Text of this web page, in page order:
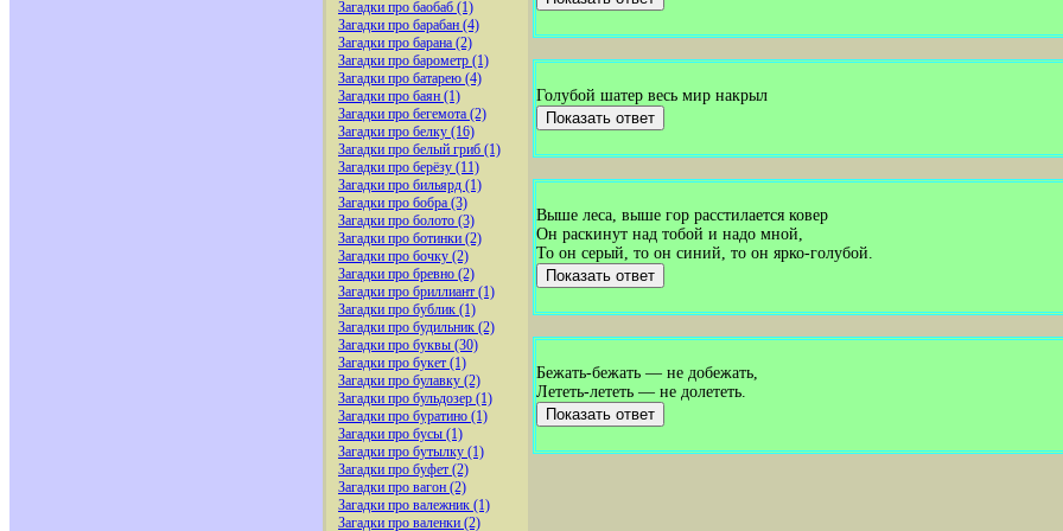
Загадки про баобаб (1)
Загадки про барабан (4)
Загадки про барана (2)
Загадки про барометр (1)
Загадки про батарею (4)
Загадки про баян (1)
Загадки про бегемота (2)
Загадки про белку (16)
Загадки про белый гриб (1)
Загадки про берёзу (11)
Загадки про бильярд (1)
Загадки про бобра (3)
Загадки про болото (3)
Загадки про ботинки (2)
Загадки про бочку (2)
Загадки про бревно (2)
Загадки про бриллиант (1)
Загадки про бублик (1)
Загадки про будильник (2)
Загадки про буквы (30)
Загадки про букет (1)
Загадки про булавку (2)
Загадки про бульдозер (1)
Загадки про буратино (1)
Загадки про бусы (1)
Загадки про бутылку (1)
Загадки про буфет (2)
Загадки про вагон (2)
Загадки про валежник (1)
Загадки про валенки (2)
Голубой шатер весь мир накрыл
Показать ответ
Выше леса, выше гор расстилается ковер
Он раскинут над тобой и надо мной,
То он серый, то он синий, то он ярко-голубой.
Показать ответ
Бежать-бежать — не добежать,
Лететь-лететь — не долететь.
Показать ответ